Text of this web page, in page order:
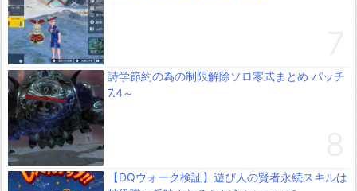
詩学節約の為の制限解除ソロ零式まとめ パッチ
7.4～
【DQウォーク検証】遊び人の賢者永続スキルは